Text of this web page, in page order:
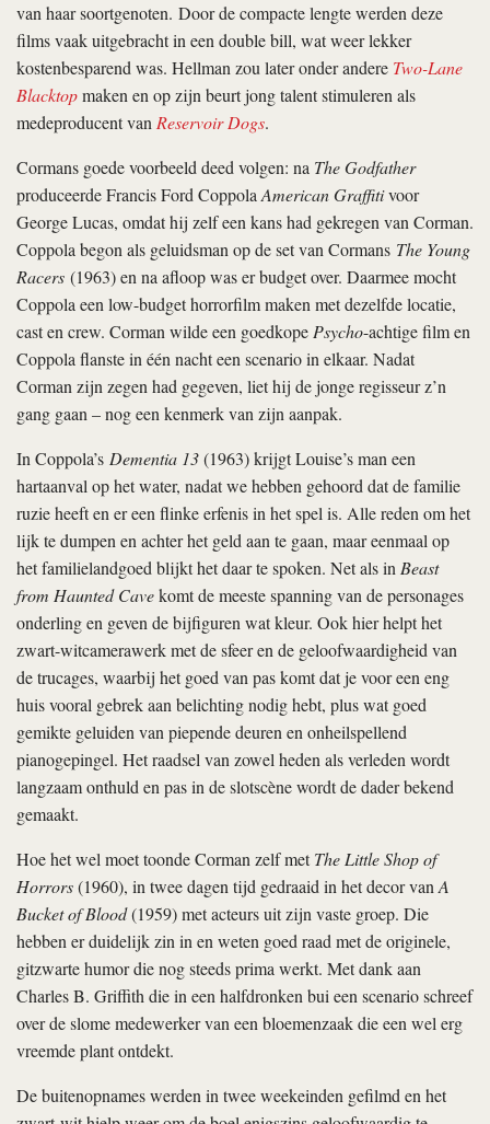
van haar soortgenoten. Door de compacte lengte werden deze
films vaak uitgebracht in een double bill, wat weer lekker
kostenbesparend was. Hellman zou later onder andere Two-Lane
Blacktopmaken en op zijn beurt jong talent stimuleren als
medeproducent van Reservoir Dogs.
Cormans goede voorbeeld deed volgen: na The Godfather
produceerde Francis Ford Coppola American Graffitivoor
George Lucas, omdat hij zelf een kans had gekregen van Corman.
Coppola begon als geluidsman op de set van Cormans The Young
Racers (1963) en na afloop was er budget over. Daarmee mocht
Coppola een low-budget horrorfilm maken met dezelfde locatie,
cast en crew. Corman wilde een goedkope Psycho-achtige film en
Coppola flanste in één nacht een scenario in elkaar. Nadat
Corman zijn zegen had gegeven, liet hij de jonge regisseur z’n
gang gaan – nog een kenmerk van zijn aanpak.
In Coppola’s Dementia 13(1963) krijgt Louise’s man een
hartaanval op het water, nadat we hebben gehoord dat de familie
ruzie heeft en er een flinke erfenis in het spel is. Alle reden om het
lijk te dumpen en achter het geld aan te gaan, maar eenmaal op
het familielandgoed blijkt het daar te spoken. Net als in Beast
from Haunted Cavekomt de meeste spanning van de personages
onderling en geven de bijfiguren wat kleur. Ook hier helpt het
zwart-witcamerawerk met de sfeer en de geloofwaardigheid van
de trucages, waarbij het goed van pas komt dat je voor een eng
huis vooral gebrek aan belichting nodig hebt, plus wat goed
gemikte geluiden van piepende deuren en onheilspellend
pianogepingel. Het raadsel van zowel heden als verleden wordt
langzaam onthuld en pas in de slotscène wordt de dader bekend
gemaakt.
Hoe het wel moet toonde Corman zelf metThe Little Shop of
Horrors(1960), in twee dagen tijd gedraaid in het decor van A
Bucket of Blood(1959) met acteurs uit zijn vaste groep. Die
hebben er duidelijk zin in en weten goed raad met de originele,
gitzwarte humor die nog steeds prima werkt. Met dank aan
Charles B. Griffith die in een halfdronken bui een scenario schreef
over de slome medewerker van een bloemenzaak die een wel erg
vreemde plant ontdekt.
De buitenopnames werden in twee weekeinden gefilmd en het